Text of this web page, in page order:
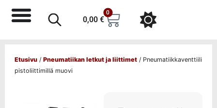
0,00 €
0
Etusivu / Pneumatiikan letkut ja liittimet / Pneumatiikkaventtiili
pistoliittimillä muovi